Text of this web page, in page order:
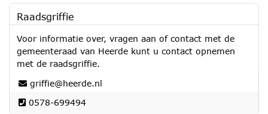
Raadsgriffie
Voor informatie over, vragen aan of contact met de
gemeenteraad van Heerde kunt u contact opnemen
met de raadsgriffie.
griffie@heerde.nl
0578-699494